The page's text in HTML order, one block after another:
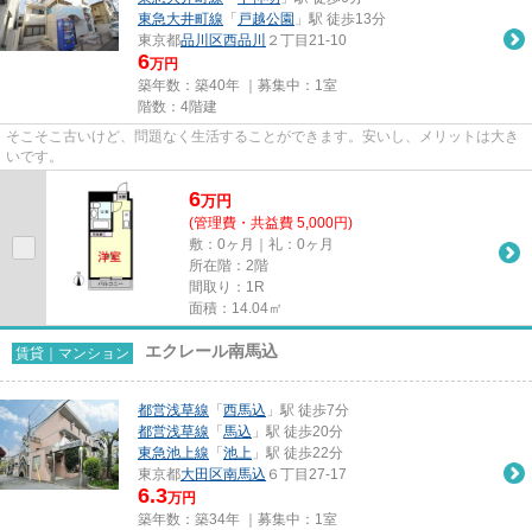
東急大井町線 「 戸越公園 」駅 徒歩13分
東京都品川区西品川 ２丁目21-10
6万円
築年数：築40年 ｜募集中： 1室
階数：4階建
そこそこ古いけど、問題なく生活することができます。安いし、メリットは大き
いです。
6万円
(管理費・共益費 5,000円)
敷：0ヶ月｜礼：0ヶ月
所在階：2階
間取り：1R
面積：14.04㎡
賃貸｜マンション エクレール南馬込
都営浅草線 「 西馬込 」駅 徒歩7分
都営浅草線 「 馬込 」駅 徒歩20分
東急池上線 「 池上 」駅 徒歩22分
東京都大田区南馬込 ６丁目27-17
6.3万円
築年数：築34年 ｜募集中： 1室